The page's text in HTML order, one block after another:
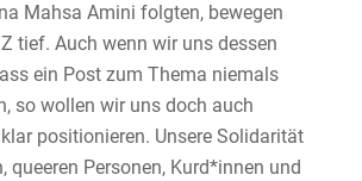
Mahsa Amini folgten, bewegen
tief. Auch wenn wir uns dessen
ein Post zum Thema niemals
so wollen wir uns doch auch
positionieren. Unsere Solidarität
queeren Personen, Kurd*innen und